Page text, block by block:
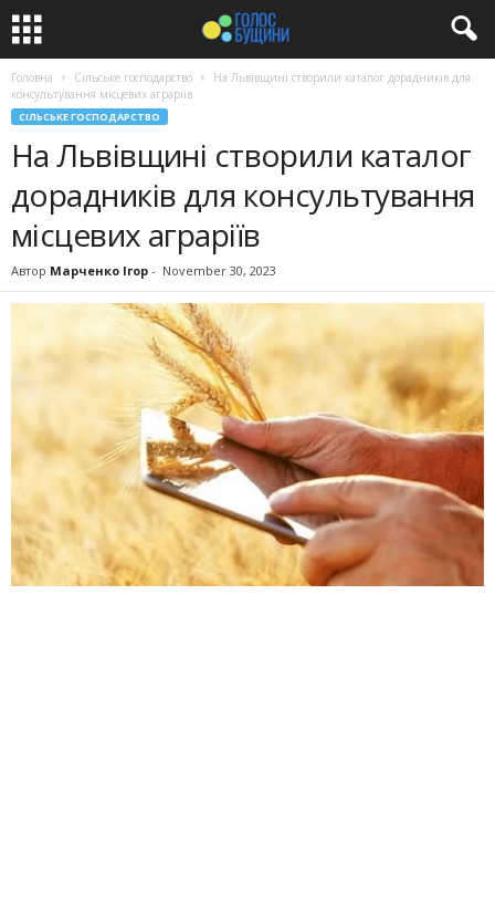
Головна Сільське господарство
На Львівщині створили каталог дорадників для
консультування місцевих аграріїв
СІЛЬСЬКЕ ГОСПОДАРСТВО
На Львівщині створили каталог
дорадників для консультування
місцевих аграріїв
Автор Марченко Ігор - November 30, 2023